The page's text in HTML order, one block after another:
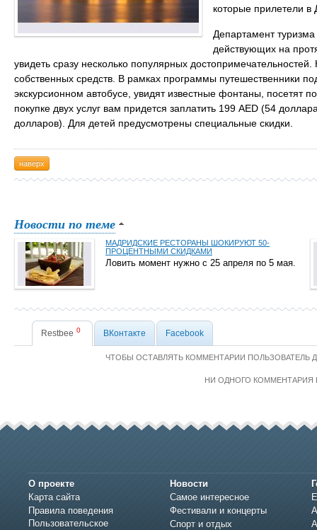
которые прилетели в
Департамент
действующих на
увидеть сразу несколько популярных
собственных средств. В рамках программы путешественники
экскурсионном автобусе, увидят известные фонтаны, посетят
покупке двух услуг вам придется заплатить 199 AED (54
долларов). Для детей предусмотрены специальные скидки.
наверх
Новости по теме
МАДРИДСКИЕ РЕСТОРАНЫ ШОКИРУЮТ 50-
ПРОЦЕНТНЫМИ СКИДКАМИ
Ловить момент нужно с 25 апреля по 5 мая.
Restbee 0 ВКонтакте Facebook
ЧТОБЫ ОСТАВЛЯТЬ КОММЕНТАРИИ
НИ ОДНОГО КОММЕНТАРИЯ
О проекте
Карта сайта
Правила поведения
Пользовательское
Новости
Самое интересное
Фестивали и концерты
Спорт и отдых